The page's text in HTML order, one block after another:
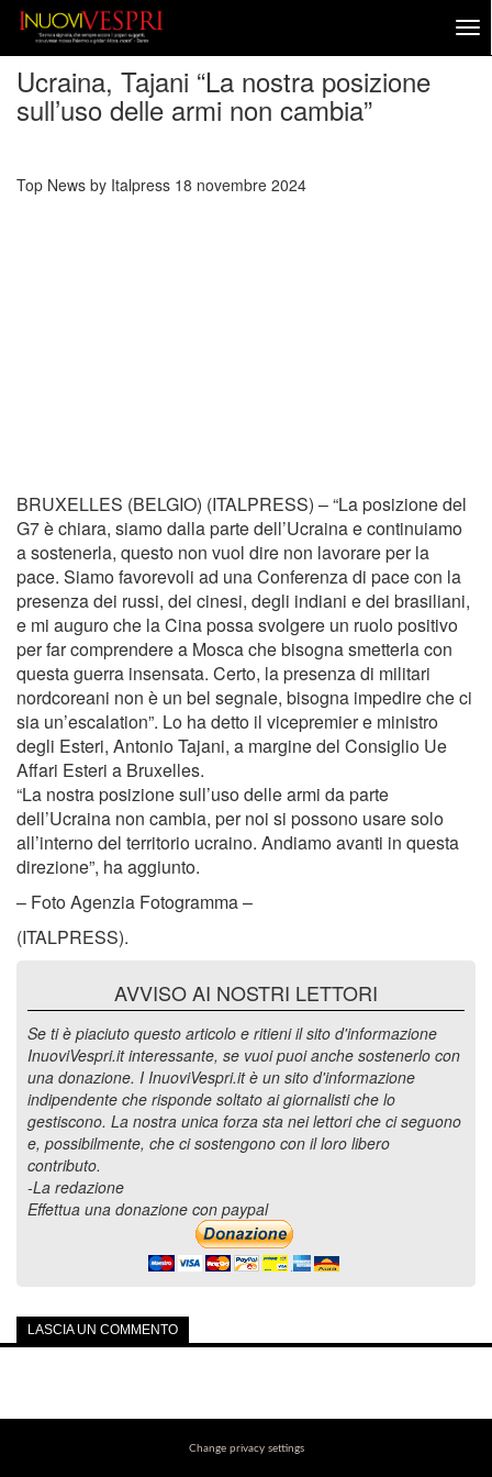
Ucraina, Tajani “La nostra posizione
sull’uso delle armi non cambia”
Top News by Italpress 18 novembre 2024
BRUXELLES (BELGIO) (ITALPRESS) – “La posizione del
G7 è chiara, siamo dalla parte dell’Ucraina e continuiamo
a sostenerla, questo non vuol dire non lavorare per la
pace. Siamo favorevoli ad una Conferenza di pace con la
presenza dei russi, dei cinesi, degli indiani e dei brasiliani,
e mi auguro che la Cina possa svolgere un ruolo positivo
per far comprendere a Mosca che bisogna smetterla con
questa guerra insensata. Certo, la presenza di militari
nordcoreani non è un bel segnale, bisogna impedire che ci
sia un’escalation”. Lo ha detto il vicepremier e ministro
degli Esteri, Antonio Tajani, a margine del Consiglio Ue
Affari Esteri a Bruxelles.
“La nostra posizione sull’uso delle armi da parte
dell’Ucraina non cambia, per noi si possono usare solo
all’interno del territorio ucraino. Andiamo avanti in questa
direzione”, ha aggiunto.
– Foto Agenzia Fotogramma –
(ITALPRESS).
AVVISO AI NOSTRI LETTORI
Se ti è piaciuto questo articolo e ritieni il sito d'informazione
InuoviVespri.it interessante, se vuoi puoi anche sostenerlo con
una donazione. I InuoviVespri.it è un sito d'informazione
indipendente che risponde soltato ai giornalisti che lo
gestiscono. La nostra unica forza sta nei lettori che ci seguono
e, possibilmente, che ci sostengono con il loro libero
contributo.
-La redazione
Effettua una donazione con paypal
LASCIA UN COMMENTO
Change privacy settings